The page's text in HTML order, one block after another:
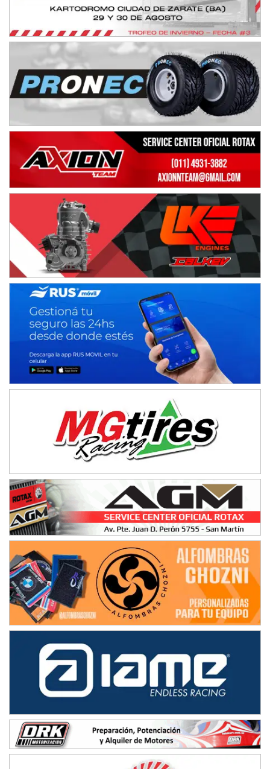
Avellaneda (Santa Fe)
SUR SANTAFESINO - F4
José Samuel Sánchez (Tierra)
Rufino (Santa Fe)
TUCUMANO - F5
Juan Navarro (Asfalto)
El Timbó (Tucumán)